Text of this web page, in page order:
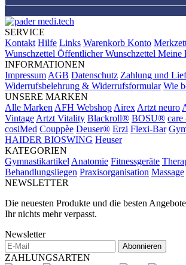
SERVICE
Kontakt Hilfe Links Warenkorb Konto
Wunschzettel Öffentlicher Wunschzettel Meine
INFORMATIONEN
Impressum AGB Datenschutz Zahlung und
Widerrufsbelehrung & Widerrufsformular Wie
UNSERE MARKEN
Alle Marken AFH Webshop Airex Artzt neuro
Vintage Artzt Vitality Blackroll® BOSU®
cosiMed Couppèe Deuser® Erzi Flexi-Bar
HAIDER BIOSWING Heuser
KATEGORIEN
Gymnastikartikel Anatomie Fitnessgeräte
Behandlungsliegen Praxisorganisation Massage
NEWSLETTER
Die neuesten Produkte und die besten
Ihr nichts mehr verpasst.
Newsletter
Abonnieren
ZAHLUNGSARTEN